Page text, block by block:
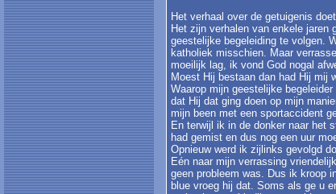
Het verhaal over de getuigenis
Het zijn verhalen van enkele jaren
geestelijke begeleiding te volgen.
katholiek misschien. Maar
moeilijk lag, ik vond God nogal
Moest Hij bestaan dan had Hij mij
Waarop mijn geestelijke
dat Hij dat ging doen op mijn
mijn been met een sportaccident
En terwijl ik in de donker naar het
had gemist en dus nog een uur
Opnieuw werd ik zijlinks gevolgd
Eén naar mijn verrassing
geen probleem was. Dus ik kroop
blue vroeg hij dat. Soms als ge u